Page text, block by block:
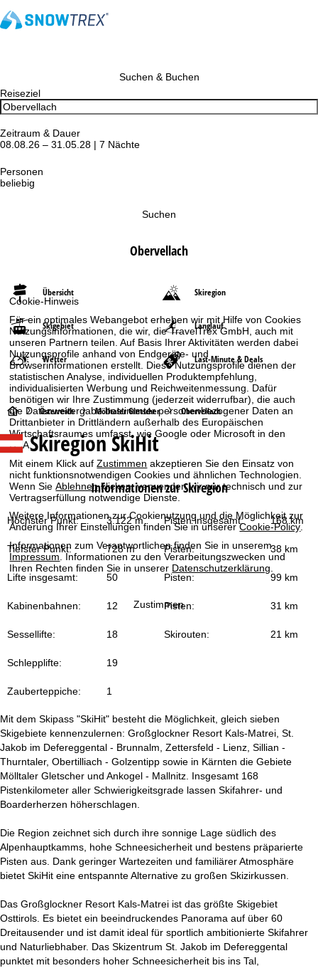
Cookie-Hinweis
Für ein optimales Webangebot erheben wir mit Hilfe von Cookies
Nutzungsinformationen, die wir, die TravelTrex GmbH, auch mit
unseren Partnern teilen. Auf Basis Ihrer Aktivitäten werden dabei
Nutzungsprofile anhand von Endgeräte- und
Browserinformationen erstellt. Diese Nutzungsprofile dienen der
statistischen Analyse, individuellen Produktempfehlung,
individualisierten Werbung und Reichweitenmessung. Dafür
benötigen wir Ihre Zustimmung (jederzeit widerrufbar), die auch
die Datenweitergabe bestimmter personenbezogener Daten an
Drittanbieter in Drittländern außerhalb des Europäischen
Wirtschaftsraumes umfasst, wie Google oder Microsoft in den
USA.
Mit einem Klick aufZustimmen akzeptieren Sie den Einsatz von
nicht funktionsnotwendigen Cookies und ähnlichen Technologien.
Wenn SieAblehnenklicken, verwenden wir nur technisch und zur
Vertragserfüllung notwendige Dienste.
Weitere Informationen zur Cookienutzung und die Möglichkeit zur
Änderung Ihrer Einstellungen finden Sie in unsererCookie-Policy.
Informationen zum Verantwortlichen finden Sie in unserem
Impressum . Informationen zu den Verarbeitungszwecken und
Ihren Rechten finden Sie in unserer Datenschutzerklärung
Zustimmen
Suchen & Buchen
Reiseziel
Zeitraum & Dauer
08.08.26 – 31.05.28 | 7 Nächte
Personen
beliebig
Suchen
Obervellach
Übersicht Skiregion
Skigebiet Langlauf
Wetter Last-Minute & Deals
S
t
a
r
t
s
Österreich Mölltaler Gletscher Obervellach
Skiregion SkiHit
Informationen zur Skiregion
Höchster Punkt: 3.122 m Pisten insgesamt: 168 km
Tiefster Punkt: 728 m Pisten: 38 km
Lifte insgesamt: 50 Pisten: 99 km
Kabinenbahnen: 12 Pisten: 31 km
Sessellifte: 18 Skirouten: 21 km
Schlepplifte: 19
Zauberteppiche: 1
Mit dem Skipass "SkiHit" besteht die Möglichkeit, gleich sieben
Skigebiete kennenzulernen: Großglockner Resort Kals-Matrei, St.
Jakob im Defereggental - Brunnalm, Zettersfeld - Lienz, Sillian -
Thurntaler, Obertilliach - Golzentipp sowie in Kärnten die Gebiete
Mölltaler Gletscher und Ankogel - Mallnitz. Insgesamt 168
Pistenkilometer aller Schwierigkeitsgrade lassen Skifahrer- und
Boarderherzen höherschlagen.
Die Region zeichnet sich durch ihre sonnige Lage südlich des
Alpenhauptkamms, hohe Schneesicherheit und bestens präparierte
Pisten aus. Dank geringer Wartezeiten und familiärer Atmosphäre
bietet SkiHit eine entspannte Alternative zu großen Skizirkussen.
Das Großglockner Resort Kals-Matrei ist das größte Skigebiet
Osttirols. Es bietet ein beeindruckendes Panorama auf über 60
Dreitausender und ist damit ideal für sportlich ambitionierte Skifahrer
und Naturliebhaber. Das Skizentrum St. Jakob im Defereggental
punktet mit besonders hoher Schneesicherheit bis ins Tal,